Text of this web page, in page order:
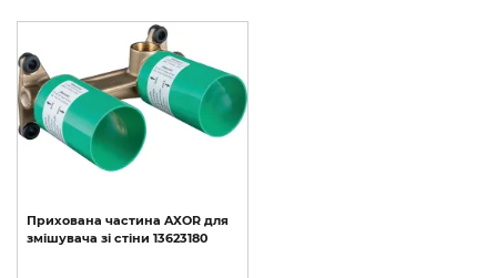
Прихована частина AXOR для
змішувача зі стіни 13623180